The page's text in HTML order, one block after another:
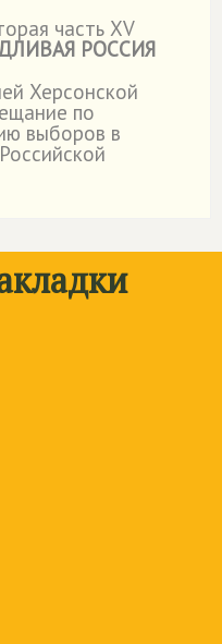
часть XV
РОССИЯ
Херсонской
по
выборов в